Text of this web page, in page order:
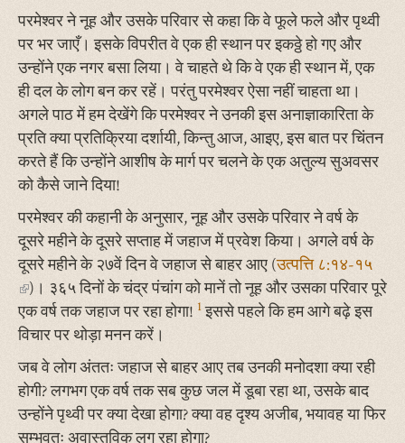
परमेश्वर ने नूह और उसके परिवार से कहा कि वे फूले फले और पृथ्वी
पर भर जाएँ। इसके विपरीत वे एक ही स्थान पर इकठ्ठे हो गए और
उन्होंने एक नगर बसा लिया। वे चाहते थे कि वे एक ही स्थान में, एक
ही दल के लोग बन कर रहें। परंतु परमेश्वर ऐसा नहीं चाहता था।
अगले पाठ में हम देखेंगे कि परमेश्वर ने उनकी इस अनाज्ञाकारिता के
प्रति क्या प्रतिक्रिया दर्शायी, किन्तु आज, आइए, इस बात पर चिंतन
करते हैं कि उन्होंने आशीष के मार्ग पर चलने के एक अतुल्य सुअवसर
को कैसे जाने दिया!
परमेश्वर की कहानी के अनुसार, नूह और उसके परिवार ने वर्ष के
दूसरे महीने के दूसरे सप्ताह में जहाज में प्रवेश किया। अगले वर्ष के
दूसरे महीने के २७वें दिन वे जहाज से बाहर आए (उत्पत्ति ८:१४-१५
(link
is
external)
)। ३६५ दिनों के चंद्र पंचांग को मानें तो नूह और उसका परिवार पूरे
एक वर्ष तक जहाज पर रहा होगा! 1इससे पहले कि हम आगे बढ़े इस
विचार पर थोड़ा मनन करें।
जब वे लोग अंततः जहाज से बाहर आए तब उनकी मनोदशा क्या रही
होगी? लगभग एक वर्ष तक सब कुछ जल में डूबा रहा था, उसके बाद
उन्होंने पृथ्वी पर क्या देखा होगा? क्या वह दृश्य अजीब, भयावह या फिर
सम्भवतः अवास्तविक लग रहा होगा?